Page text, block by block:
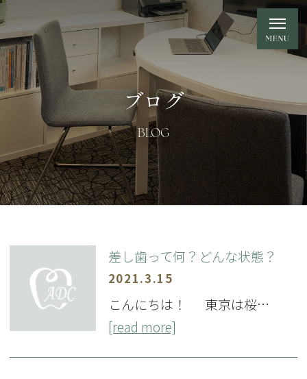
ブログ
BLOG
差し歯って何？どんな状態？
2021.3.15
こんにちは！ 東京は桜…
[read more]